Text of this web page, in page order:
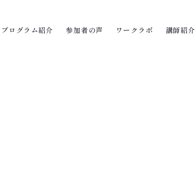
プログラム紹介 参加者の声 ワークラボ 講師紹介